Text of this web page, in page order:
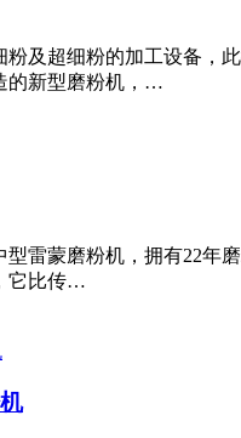
粉及超细粉的加工设备，
的新型磨粉机，…
雷蒙磨粉机，拥有22年
它比传…